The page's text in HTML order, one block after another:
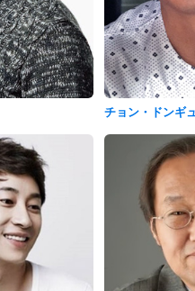
チョン・ドンギ